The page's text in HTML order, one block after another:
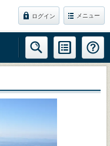
ログイン メニュー